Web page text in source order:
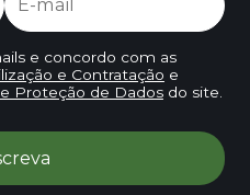
e concordo com as
e Contratação e
Proteção de Dadosdo site.